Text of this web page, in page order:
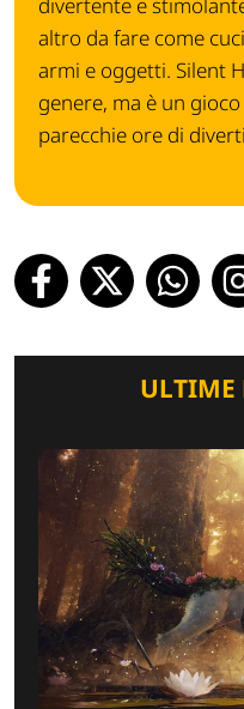
divertente e
altro da fare come
armi e oggetti. Silent
genere, ma è un
parecchie ore di
ULTIME